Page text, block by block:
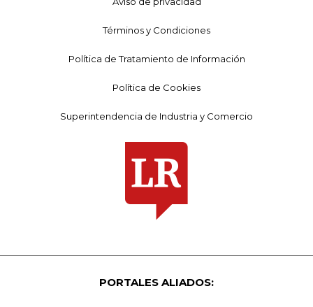
Términos y Condiciones
Política de Tratamiento de Información
Política de Cookies
Superintendencia de Industria y Comercio
PORTALES ALIADOS: